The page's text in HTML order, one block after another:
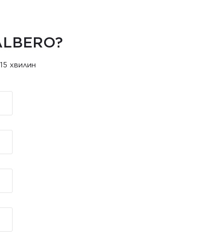
хвилин